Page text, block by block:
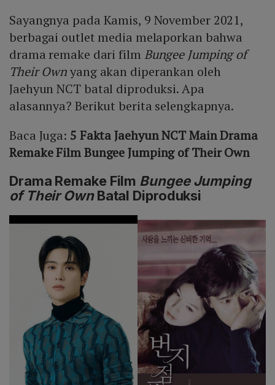
Sayangnya pada Kamis, 9 November 2021,
berbagai outlet media melaporkan bahwa
drama remake dari film Bungee Jumping of
Their Ownyang akan diperankan oleh
Jaehyun NCT batal diproduksi. Apa
alasannya? Berikut berita selengkapnya.
Baca Juga: 5 Fakta Jaehyun NCT Main Drama
Remake Film Bungee Jumping of Their Own
Drama Remake Film Bungee Jumping
of Their OwnBatal Diproduksi